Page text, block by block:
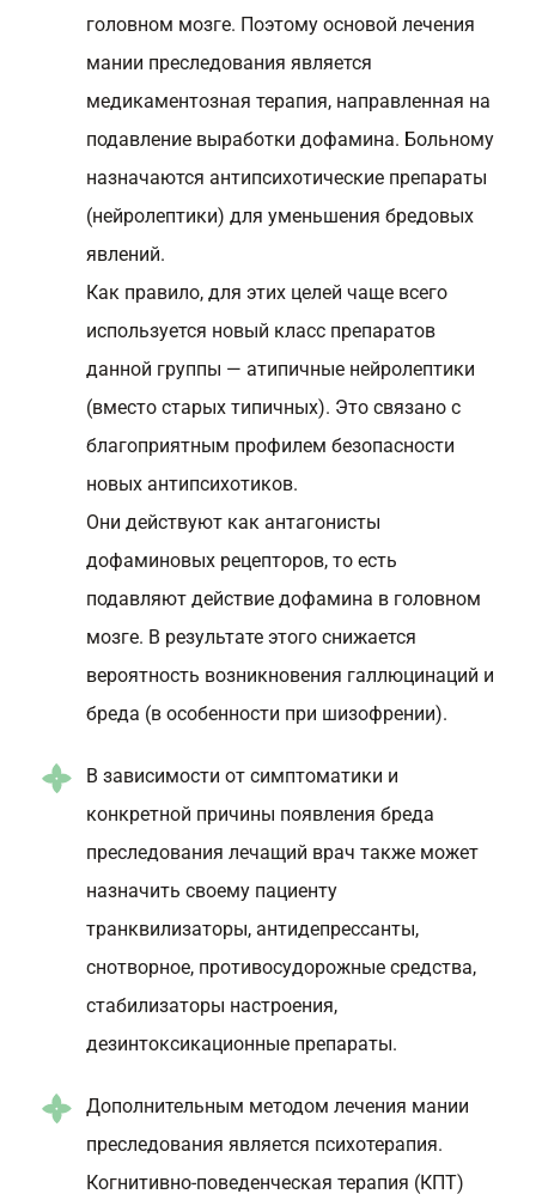
головном мозге. Поэтому основой лечения
мании преследования является
медикаментозная терапия, направленная на
подавление выработки дофамина. Больному
назначаются антипсихотические препараты
(нейролептики) для уменьшения бредовых
явлений.
Как правило, для этих целей чаще всего
используется новый класс препаратов
данной группы — атипичные нейролептики
(вместо старых типичных). Это связано с
благоприятным профилем безопасности
новых антипсихотиков.
Они действуют как антагонисты
дофаминовых рецепторов, то есть
подавляют действие дофамина в головном
мозге. В результате этого снижается
вероятность возникновения галлюцинаций и
бреда (в особенности при шизофрении).
В зависимости от симптоматики и
конкретной причины появления бреда
преследования лечащий врач также может
назначить своему пациенту
транквилизаторы, антидепрессанты,
снотворное, противосудорожные средства,
стабилизаторы настроения,
дезинтоксикационные препараты.
Дополнительным методом лечения мании
преследования является психотерапия.
Когнитивно-поведенческая терапия (КПТ)